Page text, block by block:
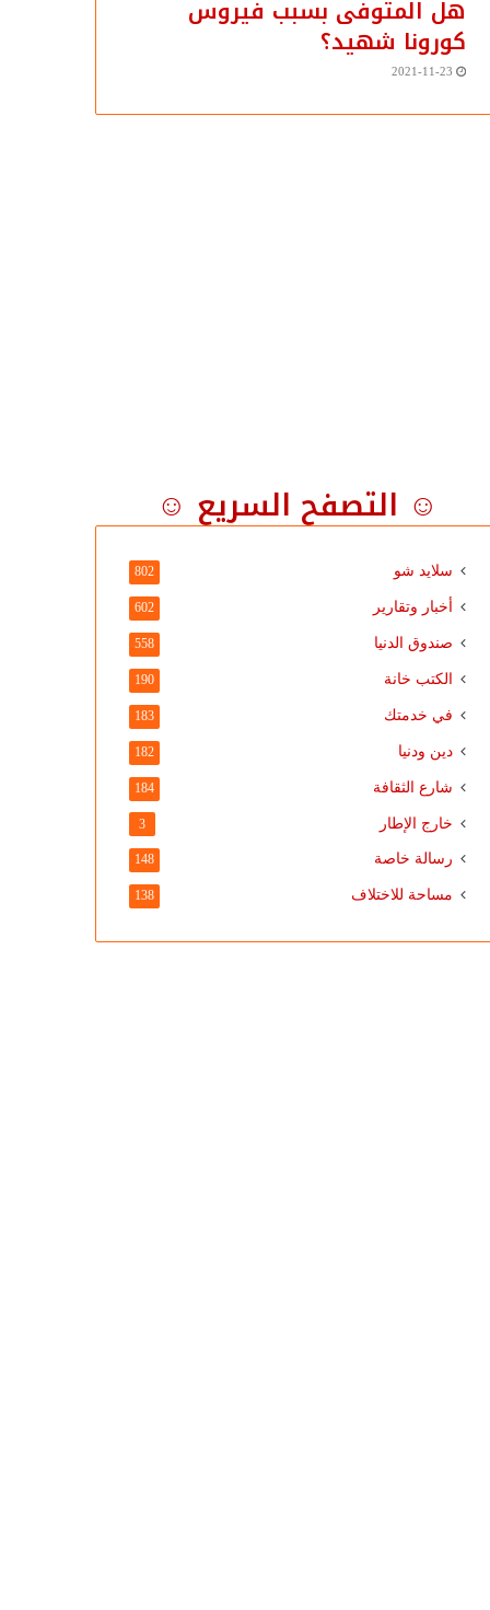
هل المتوفى بسبب فيروس
كورونا شهيد؟
2021-11-23
☺ التصفح السريع ☺
سلايد شو 802
أخبار وتقارير 602
صندوق الدنيا 558
الكتب خانة 190
في خدمتك 183
دين ودنيا 182
شارع الثقافة 184
خارج الإطار 3
رسالة خاصة 148
مساحة للاختلاف 138